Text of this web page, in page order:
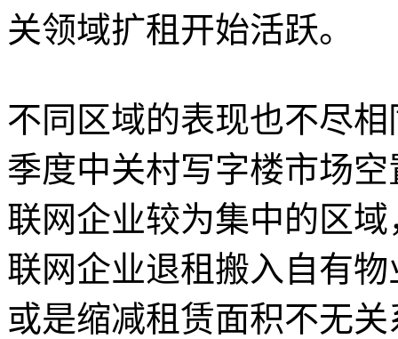
关领域扩租开始活跃。
不同区域的表现也不尽
季度中关村写字楼市场
联网企业较为集中的区
联网企业退租搬入自有
或是缩减租赁面积不无